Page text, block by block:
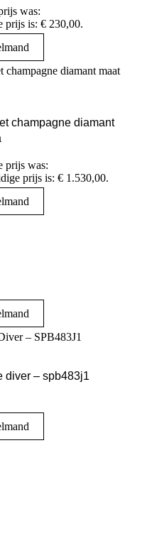
was:
prijs is: € 230,00.
champagne diamant
prijs was:
prijs is: € 1.530,00.
diver – spb483j1